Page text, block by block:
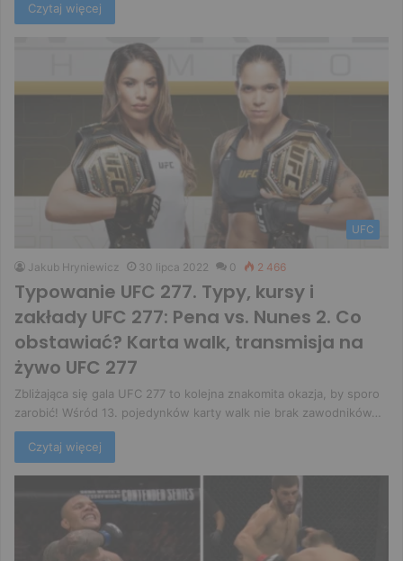
Czytaj więcej
UFC
Jakub Hryniewicz 30 lipca 2022 0 2 466
Typowanie UFC 277. Typy, kursy i
zakłady UFC 277: Pena vs. Nunes 2. Co
obstawiać? Karta walk, transmisja na
żywo UFC 277
Zbliżająca się gala UFC 277 to kolejna znakomita okazja, by sporo
zarobić! Wśród 13. pojedynków karty walk nie brak zawodników…
Czytaj więcej